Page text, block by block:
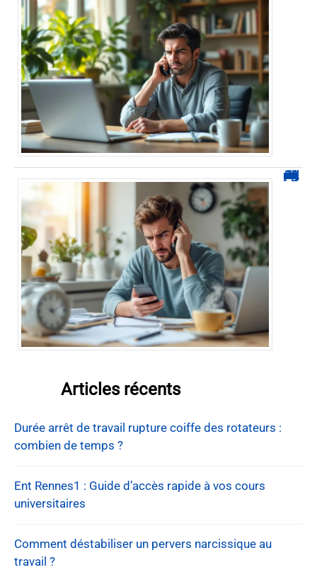
0270 démarchage : comment repérer, bloquer et signaler ces appels
Articles récents
Durée arrêt de travail rupture coiffe des rotateurs :
combien de temps ?
Ent Rennes1 : Guide d’accès rapide à vos cours
universitaires
Comment déstabiliser un pervers narcissique au
travail ?